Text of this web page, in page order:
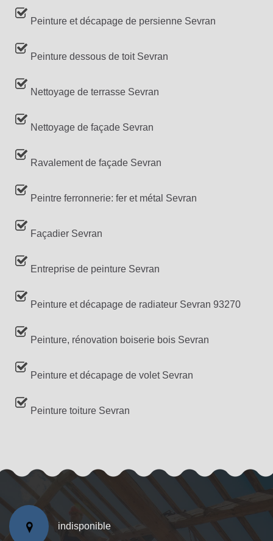
Peinture et décapage de persienne Sevran
Peinture dessous de toit Sevran
Nettoyage de terrasse Sevran
Nettoyage de façade Sevran
Ravalement de façade Sevran
Peintre ferronnerie: fer et métal Sevran
Façadier Sevran
Entreprise de peinture Sevran
Peinture et décapage de radiateur Sevran 93270
Peinture, rénovation boiserie bois Sevran
Peinture et décapage de volet Sevran
Peinture toiture Sevran
indisponible